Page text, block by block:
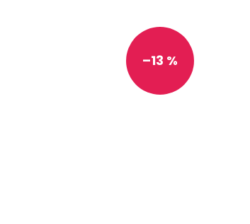
–13 %